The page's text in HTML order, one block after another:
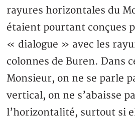
rayures horizontales du
étaient pourtant conçues
« dialogue » avec les
colonnes de Buren. Dans
Monsieur, on ne se parle
vertical, on ne s’abaisse
l’horizontalité, surtout si